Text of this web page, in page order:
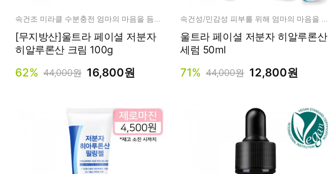
속건조 미라클 수분충전 엄마의 마음을 듬뿍 담아 만들었습니다.
[무지방산]울트라 페이셜 저분자
히알루론산 크림 100g
62% 44,000원 16,800원
속건성/민감성 피부를 위해 엄마의 마음을 듬뿍 담아 만들었습니다.
울트라 페이셜 저분자 히알루론산
세럼 50ml
71% 44,000원 12,800원